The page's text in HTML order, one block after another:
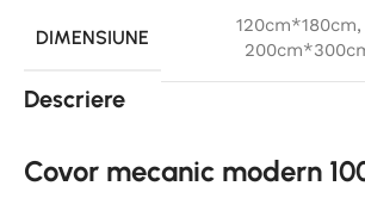
DIMENSIUNE
120cm*180cm,
Descriere
Covor mecanic modern